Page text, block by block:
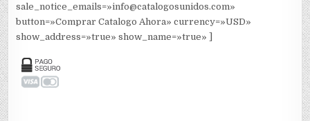
sale_notice_emails=»info@catalogosunidos.com»
button=»Comprar Catalogo Ahora» currency=»USD»
show_address=»true» show_name=»true» ]